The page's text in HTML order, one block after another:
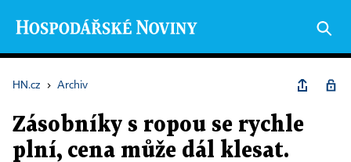
HN.cz › Archiv
Zásobníky s ropou se rychle
plní, cena může dál klesat.